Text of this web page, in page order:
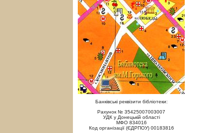
Банківські реквізити бібліотеки:
Рахунок № 35425007003007
УДК у Донецькій області
МФО 834016
Код організації (ЄДРПОУ) 00183816